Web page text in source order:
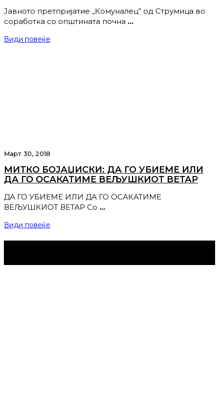
Јавното претпријатие ,,Комуналец” од Струмица во
соработка со општината почна …
Види повеќе
Март 30, 2018
МИТКО БОЈАЏИСКИ: ДА ГО УБИЕМЕ ИЛИ
ДА ГО ОСАКАТИМЕ ВЕЉУШКИОТ ВЕТАР
ДА ГО УБИЕМЕ ИЛИ ДА ГО ОСАКАТИМЕ
ВЕЉУШКИОТ ВЕТАР Со …
Види повеќе